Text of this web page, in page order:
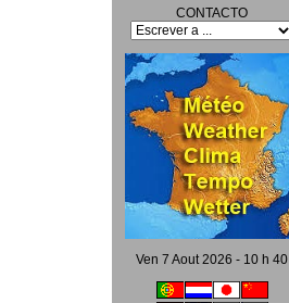
CONTACTO
Ven 7 Aout 2026 - 10 h 40